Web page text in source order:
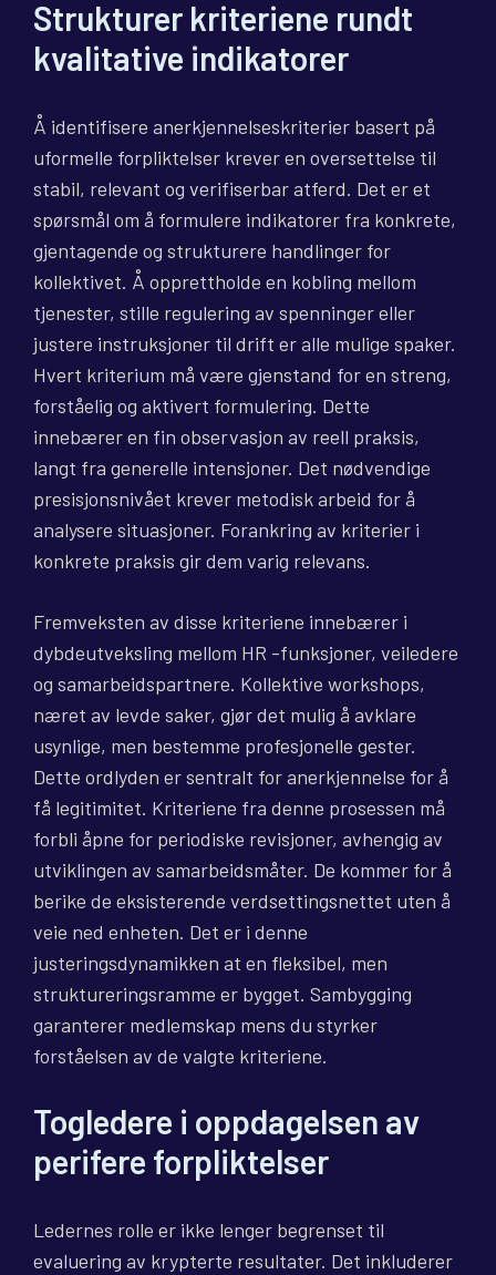
Strukturer kriteriene rundt
kvalitative indikatorer
Å identifisere anerkjennelseskriterier basert på
uformelle forpliktelser krever en oversettelse til
stabil, relevant og verifiserbar atferd. Det er et
spørsmål om å formulere indikatorer fra konkrete,
gjentagende og strukturere handlinger for
kollektivet. Å opprettholde en kobling mellom
tjenester, stille regulering av spenninger eller
justere instruksjoner til drift er alle mulige spaker.
Hvert kriterium må være gjenstand for en streng,
forståelig og aktivert formulering. Dette
innebærer en fin observasjon av reell praksis,
langt fra generelle intensjoner. Det nødvendige
presisjonsnivået krever metodisk arbeid for å
analysere situasjoner. Forankring av kriterier i
konkrete praksis gir dem varig relevans.
Fremveksten av disse kriteriene innebærer i
dybdeutveksling mellom HR -funksjoner, veiledere
og samarbeidspartnere. Kollektive workshops,
næret av levde saker, gjør det mulig å avklare
usynlige, men bestemme profesjonelle gester.
Dette ordlyden er sentralt for anerkjennelse for å
få legitimitet. Kriteriene fra denne prosessen må
forbli åpne for periodiske revisjoner, avhengig av
utviklingen av samarbeidsmåter. De kommer for å
berike de eksisterende verdsettingsnettet uten å
veie ned enheten. Det er i denne
justeringsdynamikken at en fleksibel, men
struktureringsramme er bygget. Sambygging
garanterer medlemskap mens du styrker
forståelsen av de valgte kriteriene.
Togledere i oppdagelsen av
perifere forpliktelser
Ledernes rolle er ikke lenger begrenset til
evaluering av krypterte resultater. Det inkluderer